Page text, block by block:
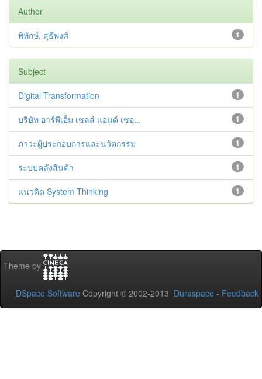
Author
1
พิทักษ์, สุธีพงศ์
Subject
1
Digital Transformation
1
บริษัท อาร์พีเอ็ม เซลส์ แอนด์ เซอ...
1
ภาวะผู้ประกอบการและนวัตกรรม
1
ระบบคลังสินค้า
1
แนวคิด System Thinking
Theme by
DSpace Software Copyright © 2002-2013 Duraspace - Feedback